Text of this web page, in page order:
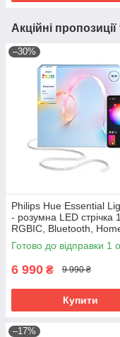
Акційні
–30%
Philips Hue Essential
- розумна LED стрічка
RGBIC, Bluetooth,
Готово до відправки 1
6 990 ₴ 9 990 ₴
Купити
–17%